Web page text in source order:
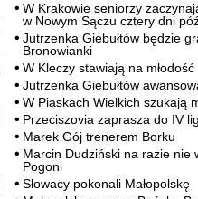
W Krakowie seniorzy
w Nowym Sączu cztery dni
Jutrzenka Giebułtów będzie
Bronowianki
W Kleczy stawiają na młodość
Jutrzenka Giebułtów
W Piaskach Wielkich szukają
Przeciszovia zaprasza do IV
Marek Gój trenerem Borku
Marcin Dudziński na razie nie
Pogoni
Słowacy pokonali Małopolskę